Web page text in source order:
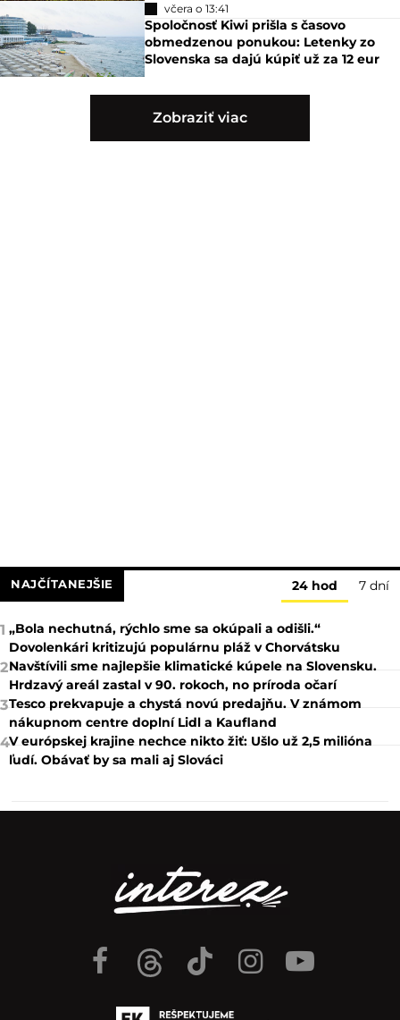
včera o 13:41
Spoločnosť Kiwi prišla s časovo
obmedzenou ponukou: Letenky zo
Slovenska sa dajú kúpiť už za 12 eur
Zobraziť viac
NAJČÍTANEJŠIE 24 hod 7 dní
1 „Bola nechutná, rýchlo sme sa okúpali a odišli.“
Dovolenkári kritizujú populárnu pláž v Chorvátsku
2Navštívili sme najlepšie klimatické kúpele na Slovensku.
Hrdzavý areál zastal v 90. rokoch, no príroda očarí
3Tesco prekvapuje a chystá novú predajňu. V známom
nákupnom centre doplní Lidl a Kaufland
4V európskej krajine nechce nikto žiť: Ušlo už 2,5 milióna
ľudí. Obávať by sa mali aj Slováci